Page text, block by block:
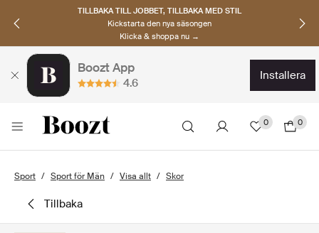
TILLBAKA TILL JOBBET, TILLBAKA MED STIL
Kickstarta den nya säsongen
Klicka & shoppa nu →
Boozt App
4.6
installera
0 0
Sport Sport för Män Visa allt Skor
tillbaka